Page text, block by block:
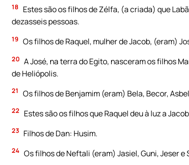
18
Estes são os filhos de Zélfa, (a criada) que
dezasseis pessoas.
19 Os filhos de Raquel, mulher de Jacob, (eram)
20 A José, na terra do Egito, nasceram os filhos
de Heliópolis.
21 Os filhos de Benjamim (eram) Bela, Becor,
22 Estes são os filhos que Raquel deu à luz a
23 Filhos de Dan: Husim.
24 Os filhos de Neftali (eram) Jasiel, Guni, Jeser e